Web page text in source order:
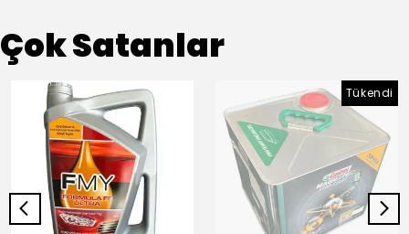
Çok Satanlar
Tükendi